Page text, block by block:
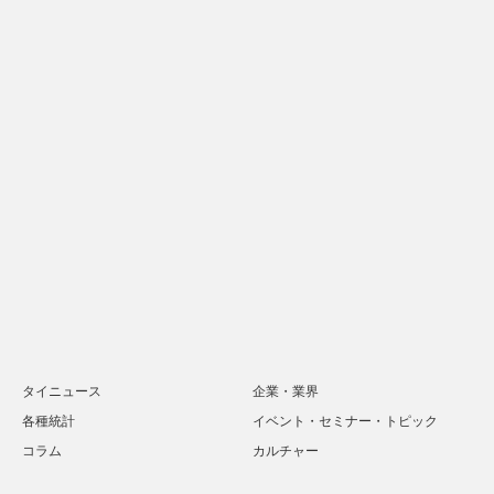
タイニュース
企業・業界
各種統計
イベント・セミナー・トピック
コラム
カルチャー